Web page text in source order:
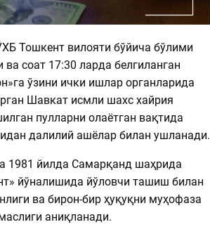
Тошкент вилояти бўйича бўлими
соат 17:30 ларда белгиланган
ўзини ички ишлар органларида
Шавкат исмли шахс хайрия
пулларни олаётган вақтида
далилий ашёлар билан ушланади.
1981 йилда Самарқанд шаҳрида
йўналишида йўловчи ташиш билан
ва бирон-бир ҳуқуқни муҳофаза
аниқланади.